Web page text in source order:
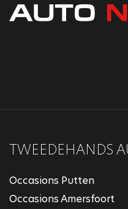
TWEEDEHANDS
Occasions Putten
Occasions Amersfoort